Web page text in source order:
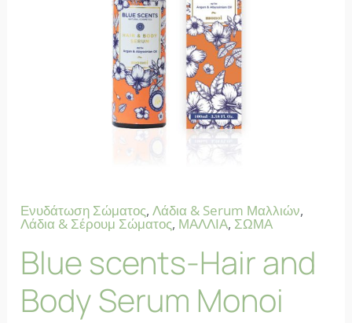
Ενυδάτωση Σώματος,Λάδια & Serum Μαλλιών,
Λάδια & Σέρουμ Σώματος, ΜΑΛΛΙΑ, ΣΩΜΑ
Blue scents-Hair and
Body Serum Monoi